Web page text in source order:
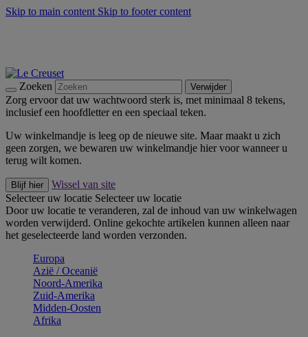
Skip to main content Skip to footer content
Zoeken Verwijder
Zorg ervoor dat uw wachtwoord sterk is, met minimaal 8 tekens,
inclusief een hoofdletter en een speciaal teken.
Uw winkelmandje is leeg op de nieuwe site. Maar maakt u zich
geen zorgen, we bewaren uw winkelmandje hier voor wanneer u
terug wilt komen.
Blijf hier
Wissel van site
Selecteer uw locatie Selecteer uw locatie
Door uw locatie te veranderen, zal de inhoud van uw winkelwagen
worden verwijderd. Online gekochte artikelen kunnen alleen naar
het geselecteerde land worden verzonden.
Europa
Aziё / Oceaniё
Noord-Amerika
Zuid-Amerika
Midden-Oosten
Afrika